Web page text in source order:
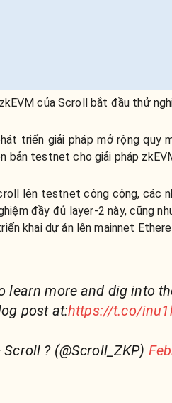
zkEVM của Scroll bắt đầu thử
triển giải pháp mở rộng quy
bản testnet cho giải pháp
lên testnet công cộng, các
đầy đủ layer-2 này, cũng
khai dự án lên mainnet
learn more and dig into
post at:https://t.co/
? (@Scroll_ZKP)